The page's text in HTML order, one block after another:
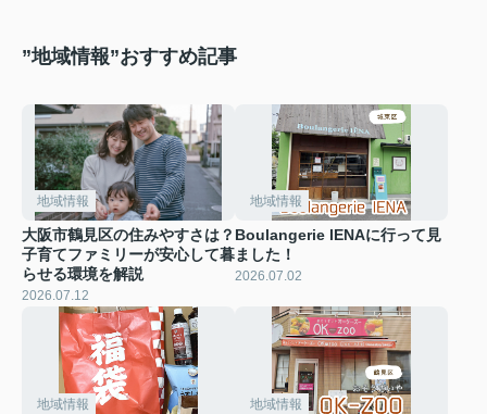
”地域情報”おすすめ記事
地域情報
大阪市鶴見区の住みやすさは？
子育てファミリーが安心して暮
らせる環境を解説
2026.07.12
地域情報
Boulangerie IENAに行って見
ました！
2026.07.02
地域情報 地域情報